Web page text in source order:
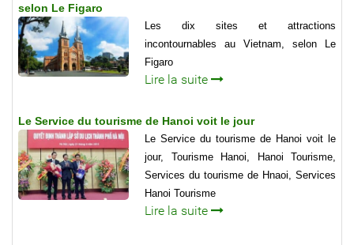
selon Le Figaro
Les dix sites et attractions
incontournables au Vietnam, selon Le
Figaro
Lire la suite
Le Service du tourisme de Hanoi voit le jour
Le Service du tourisme de Hanoi voit le
jour, Tourisme Hanoi, Hanoi Tourisme,
Services du tourisme de Hnaoi, Services
Hanoi Tourisme
Lire la suite